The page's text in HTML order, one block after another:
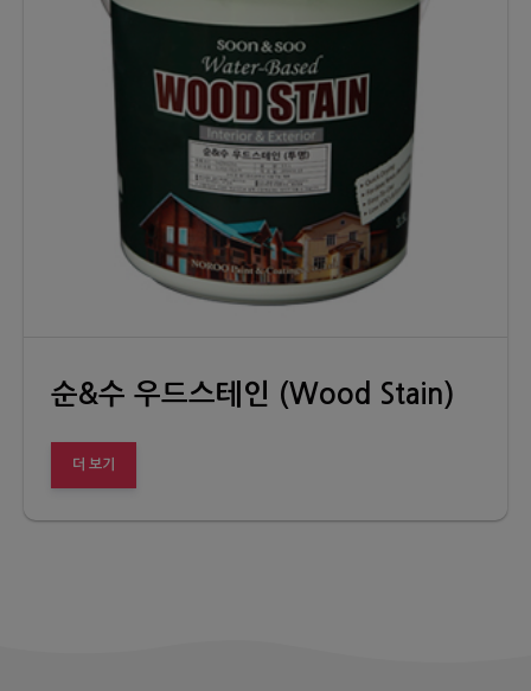
순&수 우드스테인 (Wood Stain)
더 보기